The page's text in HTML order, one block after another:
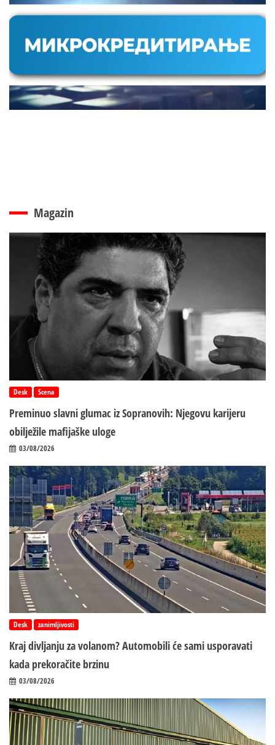
Magazin
Desk Scena
Preminuo slavni glumac iz Sopranovih: Njegovu karijeru
obilježile mafijaške uloge
03/08/2026
Desk zanimljivosti
Kraj divljanju za volanom? Automobili će sami usporavati
kada prekoračite brzinu
03/08/2026